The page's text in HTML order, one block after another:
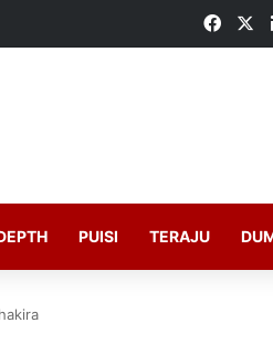
PUISI TERAJU